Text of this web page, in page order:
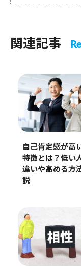
関連記事
自己肯定感が高
特徴とは？低い
違いや高める方
説